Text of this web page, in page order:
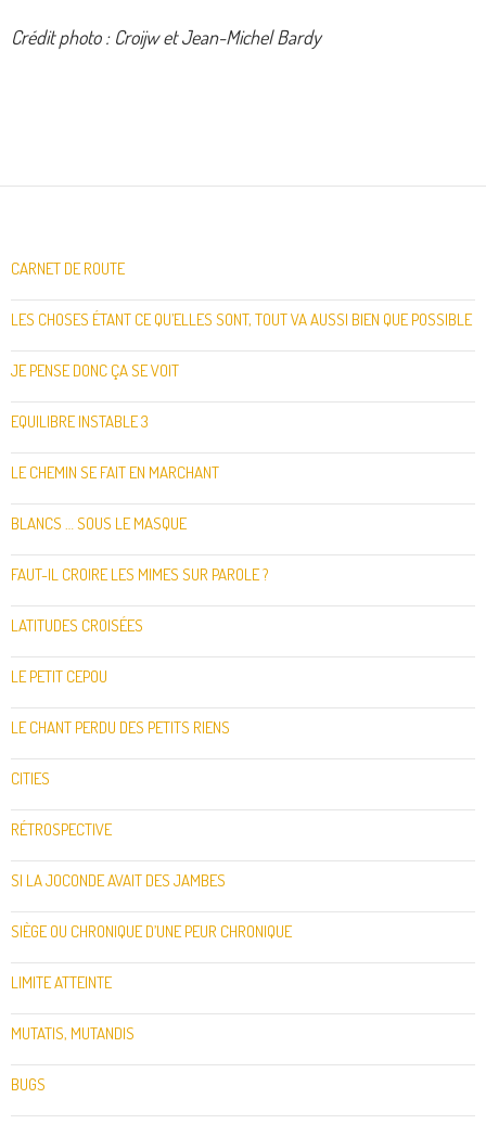
Crédit photo : Croijw et Jean-Michel Bardy
CARNET DE ROUTE
LES CHOSES ÉTANT CE QU’ELLES SONT, TOUT VA AUSSI BIEN QUE POSSIBLE
JE PENSE DONC ÇA SE VOIT
EQUILIBRE INSTABLE 3
LE CHEMIN SE FAIT EN MARCHANT
BLANCS … SOUS LE MASQUE
FAUT-IL CROIRE LES MIMES SUR PAROLE ?
LATITUDES CROISÉES
LE PETIT CEPOU
LE CHANT PERDU DES PETITS RIENS
CITIES
RÉTROSPECTIVE
SI LA JOCONDE AVAIT DES JAMBES
SIÈGE OU CHRONIQUE D’UNE PEUR CHRONIQUE
LIMITE ATTEINTE
MUTATIS, MUTANDIS
BUGS